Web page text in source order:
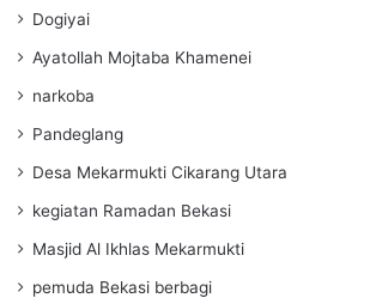
Dogiyai
Ayatollah Mojtaba Khamenei
narkoba
Pandeglang
Desa Mekarmukti Cikarang Utara
kegiatan Ramadan Bekasi
Masjid Al Ikhlas Mekarmukti
pemuda Bekasi berbagi